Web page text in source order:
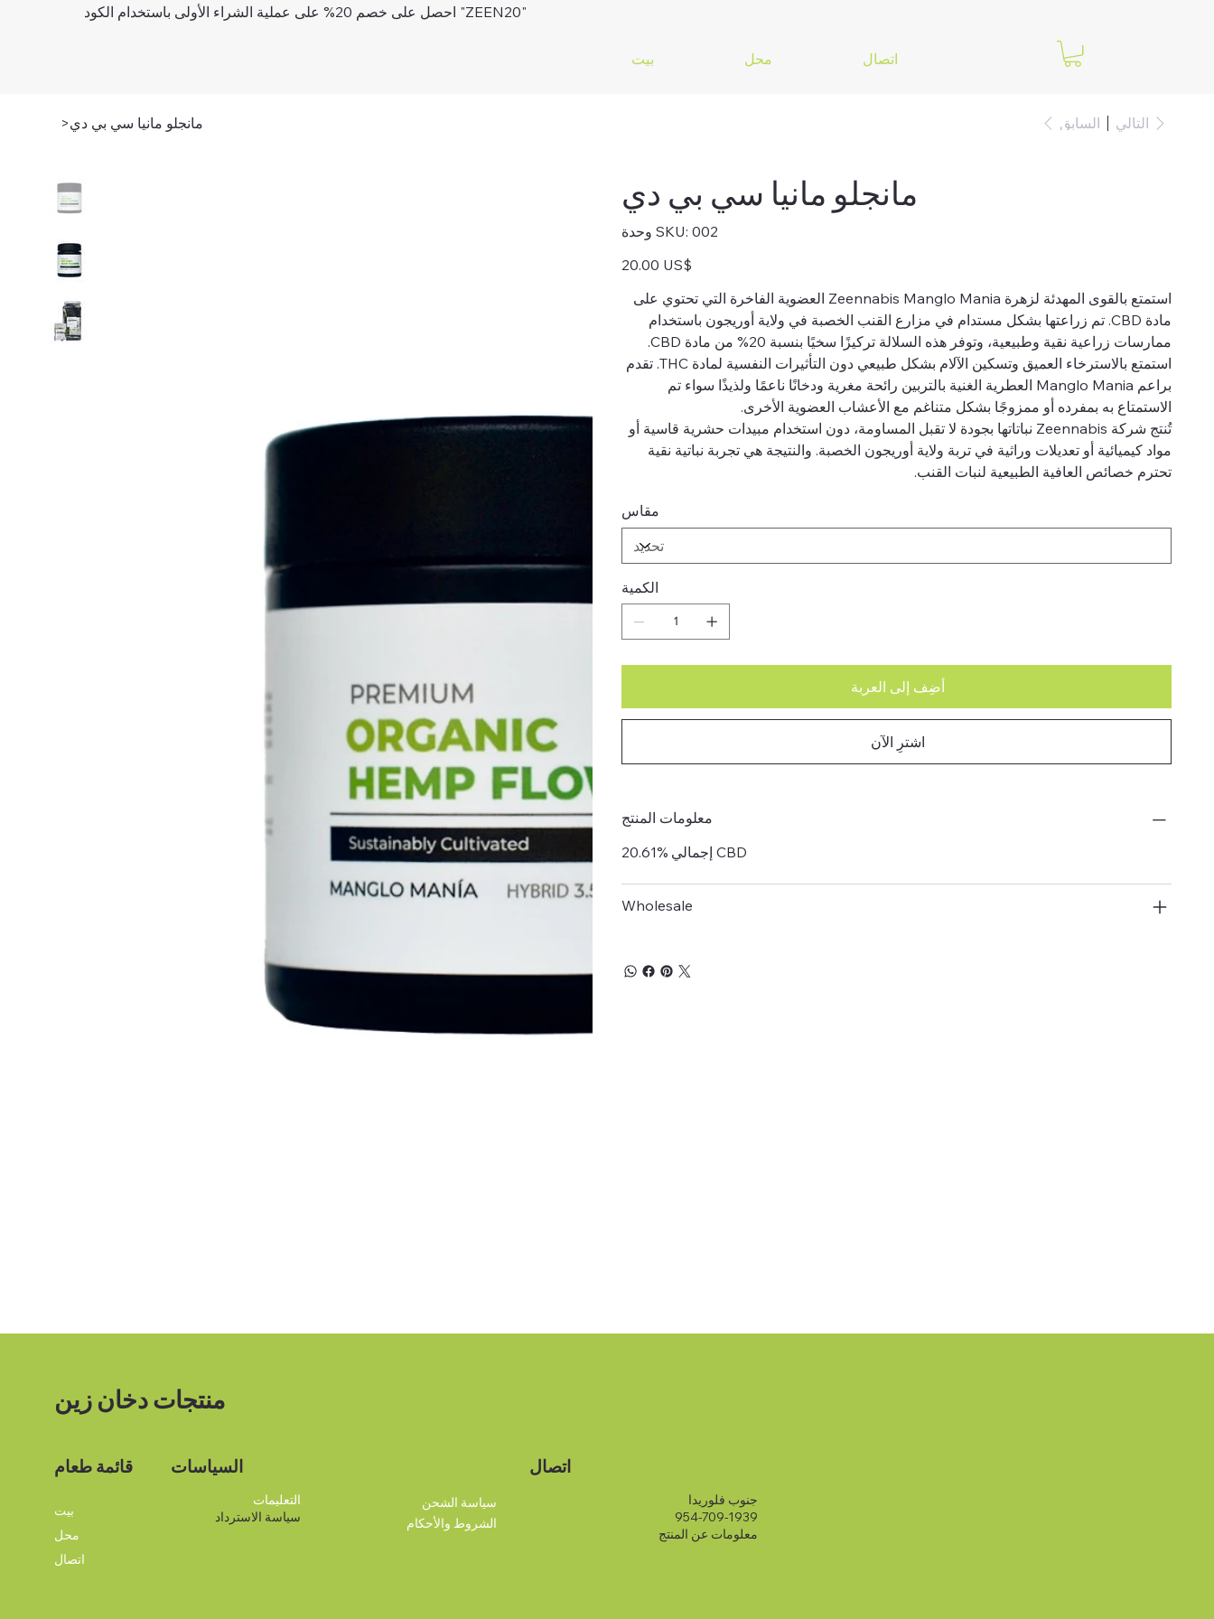
احصل على خصم 20% على عملية الشراء الأولى باستخدام الكود "ZEEN20"
بيت محل اتصال
>مانجلو مانيا سي بي دي السابق التالي
مانجلو مانيا سي بي دي
وحدة SKU: SKU
002
002
السعر
‏20.00 US$
استمتع بالقوى المهدئة لزهرة Zeennabis Manglo Mania العضوية الفاخرة التي تحتوي على
مادة CBD. تم زراعتها بشكل مستدام في مزارع القنب الخصبة في ولاية أوريجون باستخدام
ممارسات زراعية نقية وطبيعية، وتوفر هذه السلالة تركيزًا سخيًا بنسبة 20% من مادة CBD.
استمتع بالاسترخاء العميق وتسكين الآلام بشكل طبيعي دون التأثيرات النفسية لمادة THC. تقدم
براعم Manglo Mania العطرية الغنية بالتربين رائحة مغرية ودخانًا ناعمًا ولذيذًا سواء تم
الاستمتاع به بمفرده أو ممزوجًا بشكل متناغم مع الأعشاب العضوية الأخرى.
تُنتج شركة Zeennabis نباتاتها بجودة لا تقبل المساومة، دون استخدام مبيدات حشرية قاسية أو
مواد كيميائية أو تعديلات وراثية في تربة ولاية أوريجون الخصبة. والنتيجة هي تجربة نباتية نقية
تحترم خصائص العافية الطبيعية لنبات القنب.
مقاس
الكمية
أضِف إلى العربة
اشترِ الآن
معلومات المنتج
20.61% إجمالي CBD
Wholesale
منتجات دخان زين
قائمة طعام
بيت
محل
اتصال
السياسات
التعليمات
سياسة الاسترداد
سياسة الشحن
الشروط والأحكام
اتصال
جنوب فلوريدا
954-709-1939
معلومات عن المنتج